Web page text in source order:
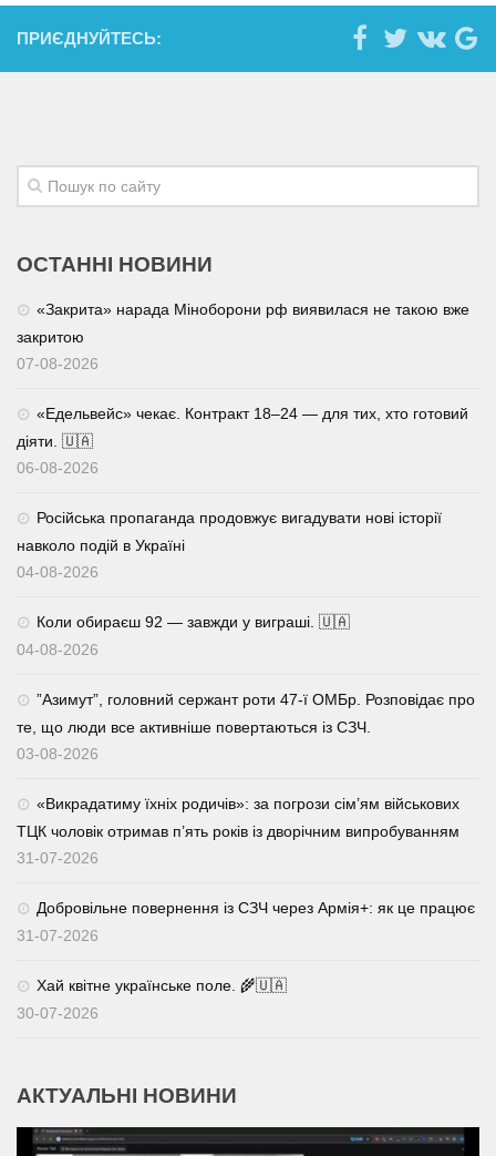
Рецепти
Привітання
Трагедії
Суспільство
Культура
Шоу-біз
ПРИЄДНУЙТЕСЬ:
ОСТАННІ НОВИНИ
«Закрита» нарада Міноборони рф виявилася не такою вже
закритою
07-08-2026
«Едельвейс» чекає. Контракт 18–24 — для тих, хто готовий
діяти. 🇺🇦
06-08-2026
Російська пропаганда продовжує вигадувати нові історії
навколо подій в Україні
04-08-2026
Коли обираєш 92 — завжди у виграші. 🇺🇦
04-08-2026
⁨”Азимут”, головний сержант роти 47-ї ОМБр. Розповідає про
те, що люди все активніше повертаються із СЗЧ.
03-08-2026
«Викрадатиму їхніх родичів»: за погрози сім’ям військових
ТЦК чоловік отримав п’ять років із дворічним випробуванням
31-07-2026
Добровільне повернення із СЗЧ через Армія+: як це працює
31-07-2026
Хай квітне українське поле. 🌾🇺🇦
30-07-2026
АКТУАЛЬНІ НОВИНИ